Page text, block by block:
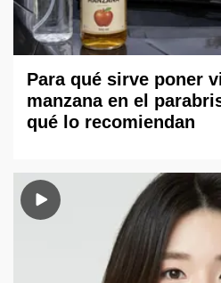
Para qué sirve poner
manzana en el
qué lo recomiendan